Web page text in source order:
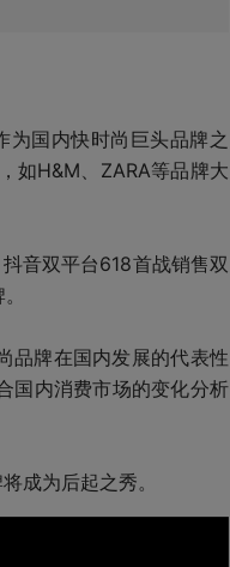
国内快时尚巨头品牌之
如H&M、ZARA等品牌大
音双平台618首战销售双
品牌在国内发展的代表性
国内消费市场的变化分析
成为后起之秀。